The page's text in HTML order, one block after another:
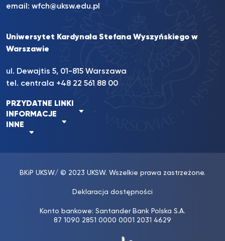
email: wfch@uksw.edu.pl
Uniwersytet Kardynała Stefana Wyszyńskiego w
Warszawie
ul. Dewajtis 5, 01-815 Warszawa
tel. centrala +48 22 561 88 00
PRZYDATNE LINKI
INFORMACJE
INNE
BKiP UKSW/ © 2023 UKSW. Wszelkie prawa zastrzeżone.
Deklaracja dostępności
Konto bankowe: Santander Bank Polska S.A.
87 1090 2851 0000 0001 2031 4629